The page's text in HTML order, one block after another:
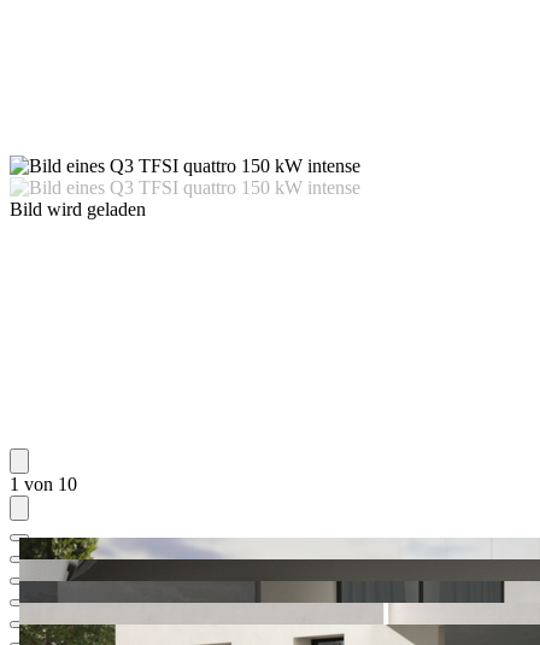
Bild wird geladen
1 von 10